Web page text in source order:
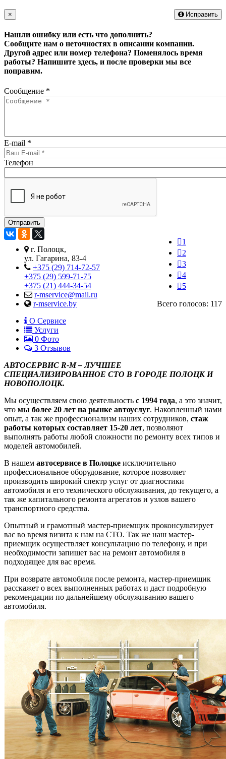
Исправить
×
Нашли ошибку или есть что дополнить?
Сообщите нам о неточностях в описании компании.
Другой адрес или номер телефона? Поменялось время
работы? Напишите здесь, и после проверки мы все
поправим.
Сообщение *
E-mail *
Телефон
1
2
3
4
5
Всего голосов: 117
г. Полоцк,
ул. Гагарина, 83-4
+375 (29) 714-72-57
+375 (29) 599-71-75
+375 (21) 444-34-54
r-mservice@mail.ru
r-mservice.by
О Сервисе
Услуги
0 Фото
3 Отзывов
АВТОСЕРВИС R-M – ЛУЧШЕЕ
СПЕЦИАЛИЗИРОВАННОЕ СТО В ГОРОДЕ ПОЛОЦК И
НОВОПОЛОЦК.
Мы осуществляем свою деятельность с 1994 года, а это значит,
что мы более 20 лет на рынке автоуслуг. Накопленный нами
опыт, а так же профессионализм наших сотрудников, стаж
работы которых составляет 15-20 лет, позволяют
выполнять работы любой сложности по ремонту всех типов и
моделей автомобилей.
В нашем автосервисе в Полоцке исключительно
профессиональное оборудование, которое позволяет
производить широкий спектр услуг от диагностики
автомобиля и его технического обслуживания, до текущего, а
так же капитального ремонта агрегатов и узлов вашего
транспортного средства.
Опытный и грамотный мастер-приемщик проконсультирует
вас во время визита к нам на СТО. Так же наш мастер-
приемщик осуществляет консультацию по телефону, и при
необходимости запишет вас на ремонт автомобиля в
подходящее для вас время.
При возврате автомобиля после ремонта, мастер-приемщик
расскажет о всех выполненных работах и даст подробную
рекомендации по дальнейшему обслуживанию вашего
автомобиля.